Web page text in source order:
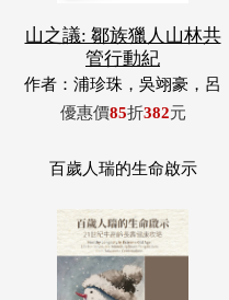
山之議: 鄒族獵人山林共
管行動紀
作者：浦珍珠，吳翊豪，呂
翊齊，張惠東，許玉青，王
優惠價85折382元
百歲人瑞的生命啟示